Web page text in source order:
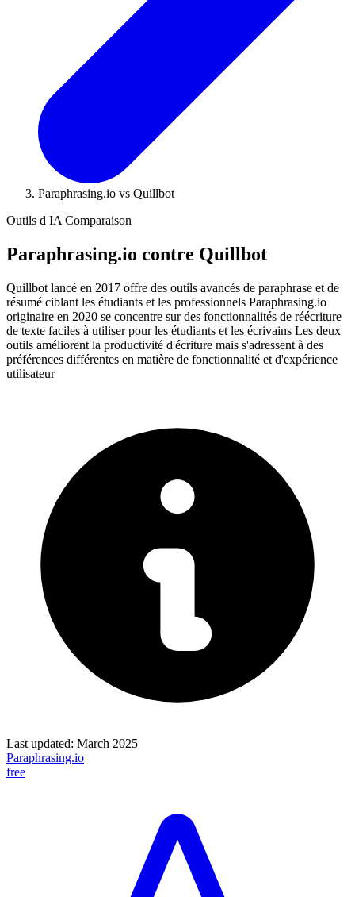
Paraphrasing.io vs Quillbot
Outils d IA Comparaison
Paraphrasing.io contre Quillbot
Quillbot lancé en 2017 offre des outils avancés de paraphrase et de
résumé ciblant les étudiants et les professionnels Paraphrasing.io
originaire en 2020 se concentre sur des fonctionnalités de réécriture
de texte faciles à utiliser pour les étudiants et les écrivains Les deux
outils améliorent la productivité d'écriture mais s'adressent à des
préférences différentes en matière de fonctionnalité et d'expérience
utilisateur
Last updated: March 2025
Paraphrasing.io
free